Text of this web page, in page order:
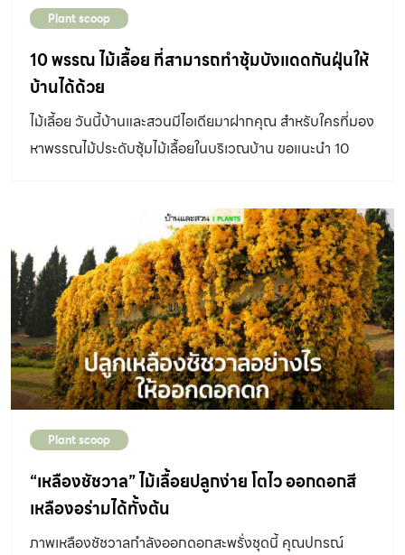
ทรงพุ่มไม่ชนกัน ดังนั้นก่อนปลูกจึงควรศึกษาข้อมูลพื้นฐาน
ไหร่ ทรงพุ่มแผ่กว้างได้แค่ไหน และโตเร็วหรือเปล่า เพื่อจะ
เตรียมพื้นที่ปลูกที่เหมาะสมและสามารถปลูกร่วมกับต้นไม้ชนิด
อื่นในสวนได้ การปลูกต้นไม้ล้อมทำอย่างไร – แต่เดิมเราอาจ
เข้าใจผิดว่าควรขุดหลุมปลูกให้ลึกถึงจะดี เนื่องจากอาจคิดว่า
ดอกย่อย 5 – 15 ดอก บานพร้อมกันทั้งช่อ ดอกรูปกรวย กลีบ
ดอกสีชมพูอมม่วง โคนดอกเชื่อมติดกันเป็นหลอด ปลายแผ่
ออกเป็น 5 กลีบ ดอกบานช่วงแรกสีม่วงอมชมพูแล้วค่อยๆ
เปลี่ยนเป็นสีชมพูอ่อน ออกดอกเดือนธันวาคมถึงกุมภาพันธ์
นิยมปลูกเป็นซุ้มไม้เลื้อยและริมรั้วโปร่ง ในที่แสงแดดจัดเพราะ
ให้ร่มเงาดี หลังฤดูออกดอกควรตัดแต่งกิ่งเพื่อฟื้นฟูต้น จะ
ป้องกันสัตว์เลื้อยคลานบางชนิดได้ ดอกจะน้อยหากอากาศไม่
เย็น ไม้เลื้อย ดอกดก 2.ลดาวัลย์ […]
Plant scoop
10 พรรณ ไม้เลื้อย ที่สามารถทำซุ้มบังแดดกันฝุ่นให้
บ้านได้ด้วย
ไม้เลี้อย วันนี้บ้านและสวนมีไอเดียมาฝากคุณ สำหรับใครที่มอง
หาพรรณไม้ประดับซุ้มไม้เลื้อยในบริเวณบ้าน ขอแนะนำ 10
Plant scoop
“เหลืองชัชวาล” ไม้เลื้อยปลูกง่าย โตไว ออกดอกสี
เหลืองอร่ามได้ทั้งต้น
ภาพเหลืองชัชวาลกำลังออกดอกสะพรั่งชุดนี้ คุณปกรณ์